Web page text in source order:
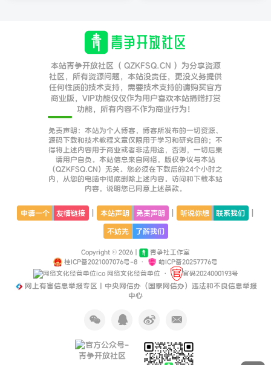
本站青争开放社区（ QZKFSQ.CN ）为分享资源
社区，所有资源问题，本站没责任，更没义务提供
任何性质的技术支持，需要技术支持的请购买官方
商业版，VIP功能仅仅作为用户喜欢本站捐赠打赏
功能，所有内容不作为商业行为！
免责声明：本站为个人博客，博客所发布的一切资源、
源码下载和技术教程文章仅限用于学习和研究目的；不
得将上述内容用于商业或者非法用途，否则，一切后果
请用户自负。本站信息来自网络，版权争议与本站
（QZKFSQ.CN）无关。您必须在下载后的24个小时之
内，从您的电脑中彻底删除上述内容。访问和下载本站
内容，说明您已同意上述条款。
申请一个 友情链接 本站声明 免责声明 听说你想 联系我们
不妨先 了解我们
Copyright © 2026 |
青争社工作室
桂ICP备2021007076号-8 ·
萌ICP备20257776号
网络文化经营单位 · 官码2024000193号
网上有害信息举报专区丨中央网信办（国家网信办）违法和不良信息举报
中心